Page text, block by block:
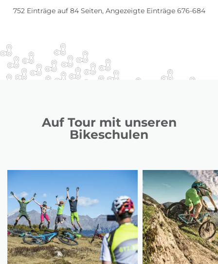
752 Einträge auf 84 Seiten, Angezeigte Einträge 676-684
Auf Tour mit unseren
Bikeschulen